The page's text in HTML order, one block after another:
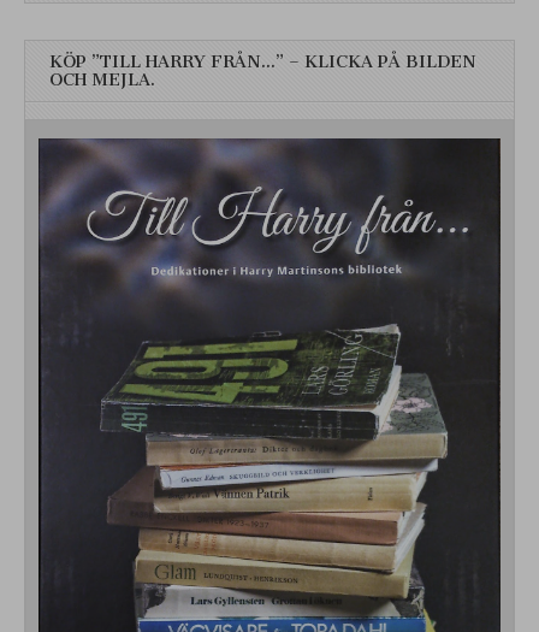
KÖP ”TILL HARRY FRÅN…” – KLICKA PÅ BILDEN
OCH MEJLA.